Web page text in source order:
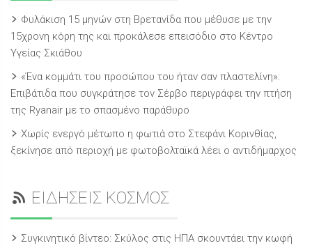
Φυλάκιση 15 μηνών στη Βρετανίδα που μέθυσε με την
15χρονη κόρη της και προκάλεσε επεισόδιο στο Κέντρο
Υγείας Σκιάθου
«Ένα κομμάτι του προσώπου του ήταν σαν πλαστελίνη»:
Επιβάτιδα που συγκράτησε τον Σέρβο περιγράφει την πτήση
της Ryanair με το σπασμένο παράθυρο
Χωρίς ενεργό μέτωπο η φωτιά στο Στεφάνι Κορινθίας,
ξεκίνησε από περιοχή με φωτοβολταϊκά λέει ο αντιδήμαρχος
ΕΙΔΗΣΕΙΣ ΚΟΣΜΟΣ
Συγκινητικό βίντεο: Σκύλος στις ΗΠΑ σκουντάει την κωφή